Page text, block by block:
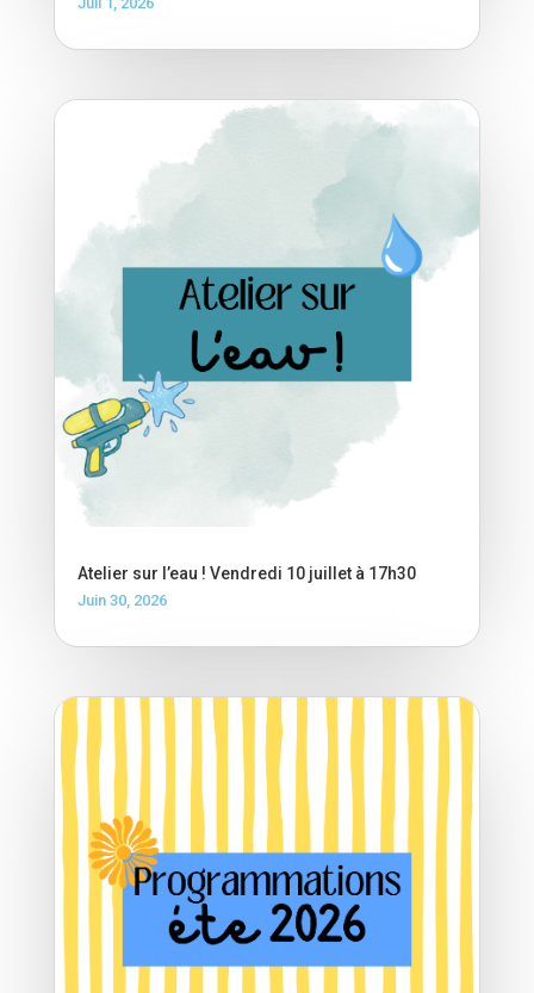
Atelier sur l’eau ! Vendredi 10 juillet à 17h30
Juin 30, 2026